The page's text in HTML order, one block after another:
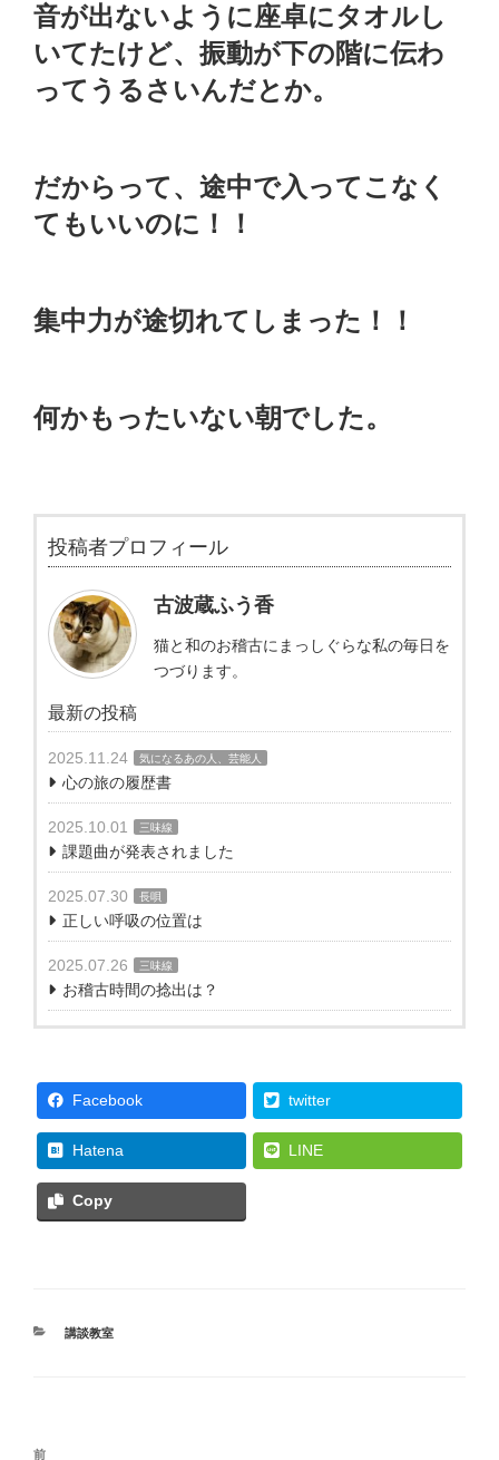
音が出ないように座卓にタオルし
いてたけど、振動が下の階に伝わ
ってうるさいんだとか。
だからって、途中で入ってこなく
てもいいのに！！
集中力が途切れてしまった！！
何かもったいない朝でした。
投稿者プロフィール
古波蔵ふう香
猫と和のお稽古にまっしぐらな私の毎日を
つづります。
最新の投稿
2025.11.24 気になるあの人、芸能人
心の旅の履歴書
2025.10.01 三味線
課題曲が発表されました
2025.07.30 長唄
正しい呼吸の位置は
2025.07.26 三味線
お稽古時間の捻出は？
Facebook twitter
Hatena LINE
Copy
カ
講談教室
投
過
前